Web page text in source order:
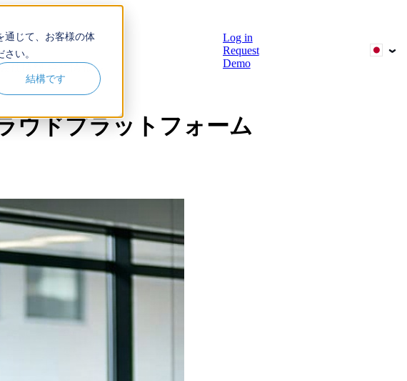
通じて、お客様の体
い。
結構です
会社情報 会社情報
Log in
Request
Demo
ウドプラットフォーム